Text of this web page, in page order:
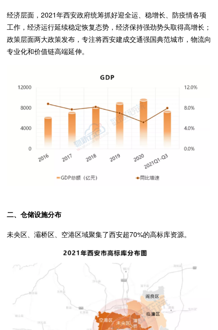
经济层面，2021年西安政府统筹抓好迎全运、稳增长、防疫情各项
工作，经济运行延续稳定恢复态势，经济保持强劲势头取得高增长；
政策层面两大政策发布，专注将西安建成交通强国典范城市，物流向
专业化和价值链高端延伸。
二、仓储设施分布
未央区、灞桥区、空港区域聚集了西安超70%的高标库资源。